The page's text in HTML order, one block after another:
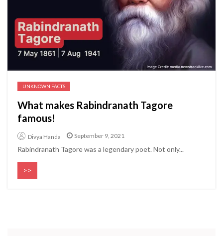
UNKNOWN FACTS
What makes Rabindranath Tagore
famous!
Divya Handa September 9, 2021
Rabindranath Tagore was a legendary poet. Not only...
>>